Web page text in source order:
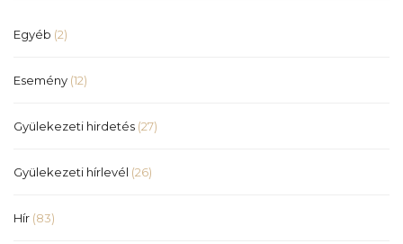
Egyéb (2)
Esemény (12)
Gyülekezeti hirdetés (27)
Gyülekezeti hírlevél (26)
Hír (83)